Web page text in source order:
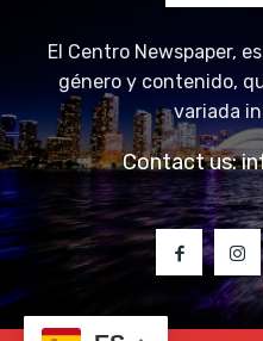
El Centro Newspaper,
género y contenido,
variada
Contact us: